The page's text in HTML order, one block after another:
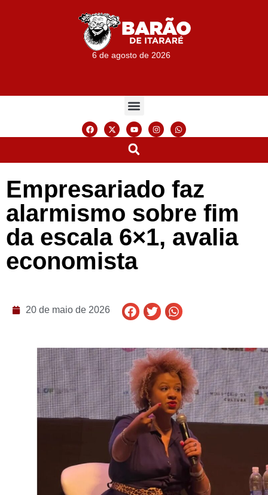
6 de agosto de 2026
Empresariado faz
alarmismo sobre fim
da escala 6×1, avalia
economista
20 de maio de 2026